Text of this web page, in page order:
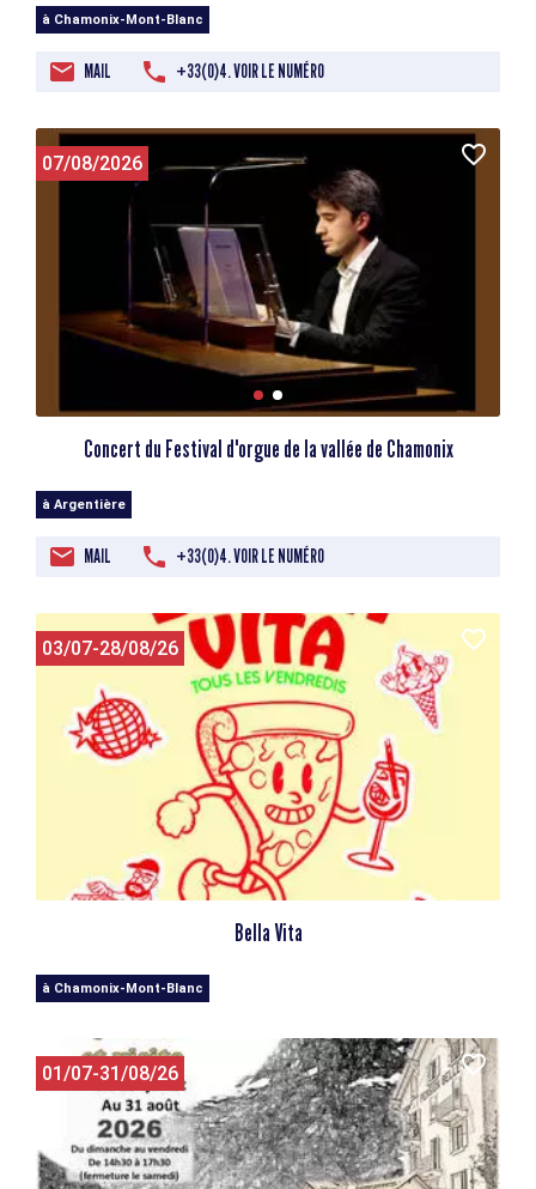
à Chamonix-Mont-Blanc
MAIL +33(0)4. VOIR LE NUMÉRO
07/08/2026
Concert du Festival d'orgue de la vallée de Chamonix
à Argentière
MAIL +33(0)4. VOIR LE NUMÉRO
03/07-28/08/26
Bella Vita
à Chamonix-Mont-Blanc
01/07-31/08/26